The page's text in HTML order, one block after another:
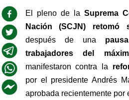
El pleno de la Suprema
Nación (SCJN) retomó
después de una
trabajadores del
manifestaron contra la
por el presidente Andrés
aprobada recientemente por